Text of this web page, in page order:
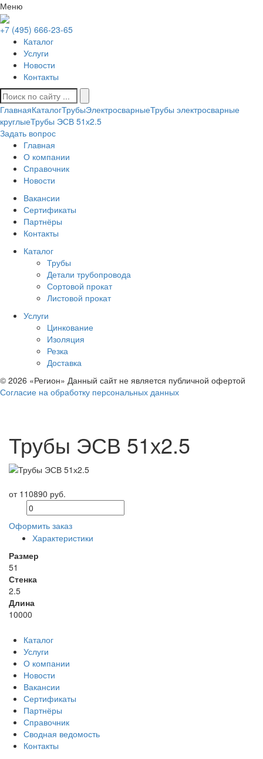
Меню
+7 (495) 666-23-65
Каталог
Услуги
Новости
Контакты
ГлавнаяКаталогТрубыЭлектросварныеТрубы электросварные
круглыеТрубы ЭСВ 51х2.5
Задать вопрос
Главная
О компании
Справочник
Новости
Вакансии
Сертификаты
Партнёры
Контакты
Каталог
Трубы
Детали трубопровода
Сортовой прокат
Листовой прокат
Услуги
Цинкование
Изоляция
Резка
Доставка
© 2026 «Регион» Данный сайт не является публичной офертой
Согласие на обработку персональных данных
Трубы ЭСВ 51х2.5
от 110890 руб.
Оформить заказ
Характеристики
Размер
51
Стенка
2.5
Длина
10000
Каталог
Услуги
О компании
Новости
Вакансии
Сертификаты
Партнёры
Справочник
Сводная ведомость
Контакты